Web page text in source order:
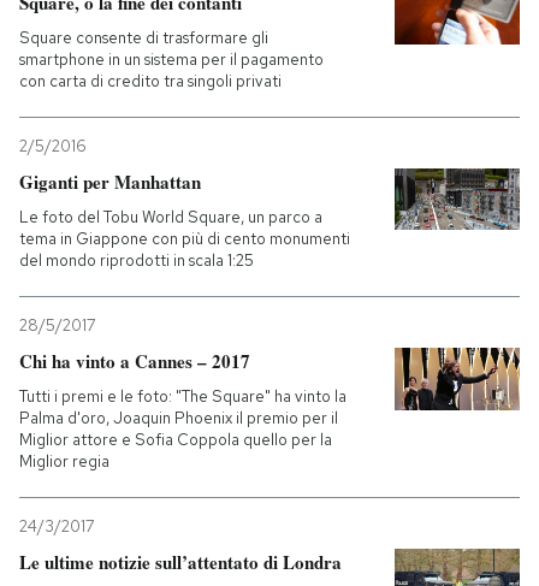
CALENDARIO
AREA PERSONALE
Entra
Square consente di trasformare gli
smartphone in un sistema per il pagamento
con carta di credito tra singoli privati
2/5/2016
Giganti per Manhattan
Le foto del Tobu World Square, un parco a
tema in Giappone con più di cento monumenti
del mondo riprodotti in scala 1:25
28/5/2017
Chi ha vinto a Cannes – 2017
Tutti i premi e le foto: "The Square" ha vinto la
Palma d'oro, Joaquin Phoenix il premio per il
Miglior attore e Sofia Coppola quello per la
Miglior regia
24/3/2017
Le ultime notizie sull’attentato di Londra